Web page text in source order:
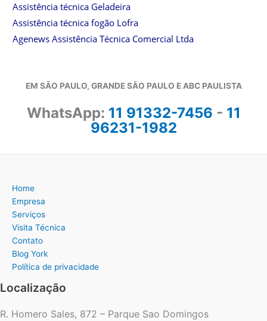
Assistência técnica Geladeira
Assistência técnica fogão Lofra
Agenews Assistência Técnica Comercial Ltda
EM SÃO PAULO, GRANDE SÃO PAULO E ABC PAULISTA
WhatsApp: 11 91332-7456 - 11
96231-1982
Home
Empresa
Serviços
Visita Técnica
Contato
Blog York
Política de privacidade
Localização
R. Homero Sales, 872 – Parque Sao Domingos